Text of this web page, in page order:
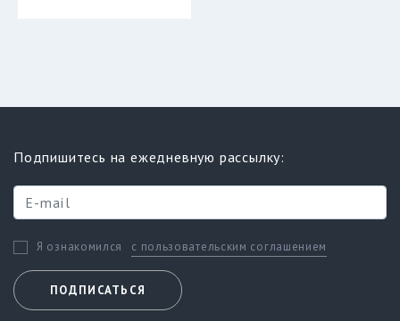
Подпишитесь на ежедневную рассылку:
Я ознакомился с пользовательским соглашением
ПОДПИСАТЬСЯ